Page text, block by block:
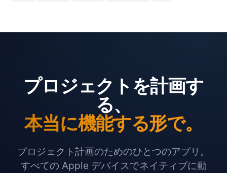
プロジェクトを計画す
る、
本当に機能する形で。
プロジェクト計画のためのひとつのアプリ。
すべての Apple デバイスでネイティブに動